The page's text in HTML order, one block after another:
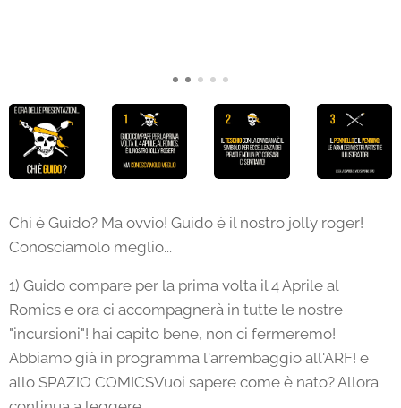
Chi è Guido? Ma ovvio! Guido è il nostro jolly roger!
Conosciamolo meglio...
1) Guido compare per la prima volta il 4 Aprile al
Romics e ora ci accompagnerà in tutte le nostre
"incursioni"! hai capito bene, non ci fermeremo!
Abbiamo già in programma l'arrembaggio all'ARF! e
allo SPAZIO COMICSVuoi sapere come è nato? Allora